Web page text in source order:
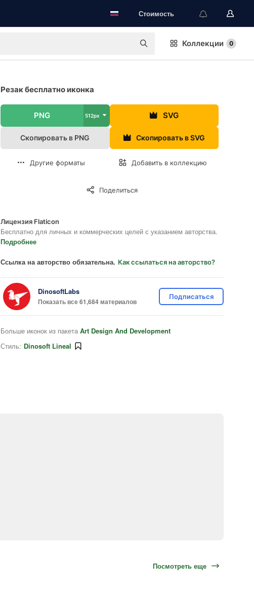
Стоимость
Коллекции 0
Резак бесплатно иконка
PNG 512px SVG
Скопировать в PNG Скопировать в SVG
Другие форматы Добавить в коллекцию
Поделиться
Лицензия Flaticon
Бесплатно для личных и коммерческих целей с указанием авторства.
Подробнее
Ссылка на авторство обязательна. Как ссылаться на авторство?
DinosoftLabs
Показать все 61,684 материалов
Подписаться
Больше иконок из пакета Art Design And Development
Стиль: Dinosoft Lineal
Посмотреть еще